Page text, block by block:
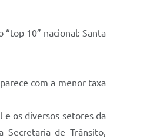
“top 10” nacional: Santa
com a menor taxa
e os diversos setores da
Secretaria de Trânsito,